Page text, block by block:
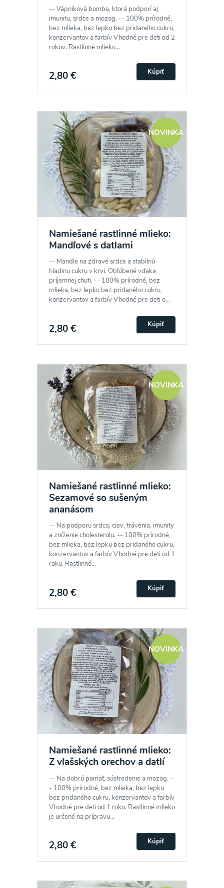
-- Vápniková bomba, ktorá podporí aj
imunitu, srdce a mozog. -- 100% prírodné,
bez mlieka, bez lepku bez pridaného cukru,
konzervantov a farbív Vhodné pre deti od 2
rokov. Rastlinné mlieko...
2,80 € Kúpiť
NOVINKA
Namiešané rastlinné mlieko:
Mandľové s datlami
-- Mandle na zdravé srdce a stabilnú
hladinu cukru v krvi. Obľúbené vďaka
príjemnej chuti. -- 100% prírodné, bez
mlieka, bez lepku bez pridaného cukru,
konzervantov a farbív Vhodné pre deti o...
2,80 € Kúpiť
NOVINKA
Namiešané rastlinné mlieko:
Sezamové so sušeným
ananásom
-- Na podporu srdca, ciev, trávenia, imunity
a zníženie cholesterolu. -- 100% prírodné,
bez mlieka, bez lepku bez pridaného cukru,
konzervantov a farbív Vhodné pre deti od 1
roku. Rastlinné...
2,80 € Kúpiť
NOVINKA
Namiešané rastlinné mlieko:
Z vlašských orechov a datlí
-- Na dobrú pamäť, sústredenie a mozog. -
- 100% prírodné, bez mlieka, bez lepku
bez pridaného cukru, konzervantov a farbív
Vhodné pre deti od 1 roku. Rastlinné mlieko
je určené na prípravu...
2,80 € Kúpiť